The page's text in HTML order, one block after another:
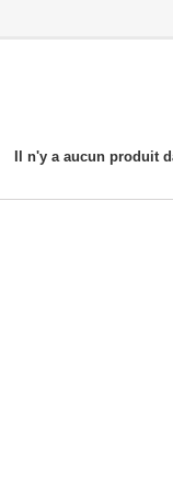
Il n'y a aucun produit